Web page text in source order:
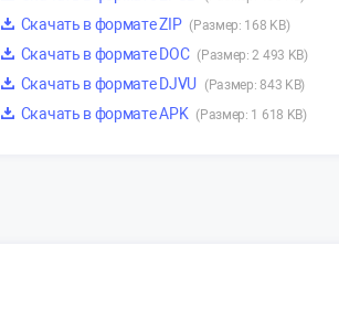
Скачать в формате ZIP (Размер: 168 KB)
Скачать в формате DOC (Размер: 2 493 KB)
Скачать в формате DJVU (Размер: 843 KB)
Скачать в формате APK (Размер: 1 618 KB)